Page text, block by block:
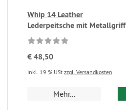
Whip 14 Leather
Lederpeitsche mit Metallgriff
€ 48,50
inkl. 19 % USt zzgl. Versandkosten
Mehr...